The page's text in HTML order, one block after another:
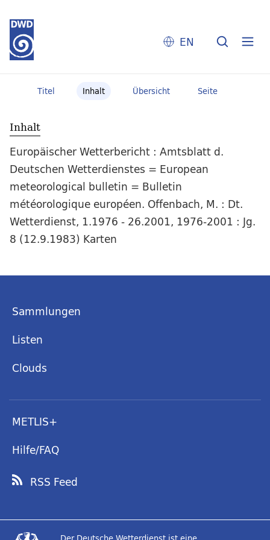
EN
Titel Inhalt Übersicht Seite
Inhalt
Europäischer Wetterbericht : Amtsblatt d.
Deutschen Wetterdienstes = European
meteorological bulletin = Bulletin
météorologique européen. Offenbach, M. : Dt.
Wetterdienst, 1.1976 - 26.2001, 1976-2001 : Jg.
8 (12.9.1983) Karten
Sammlungen
Listen
Clouds
METLIS+
Hilfe/FAQ
RSS Feed